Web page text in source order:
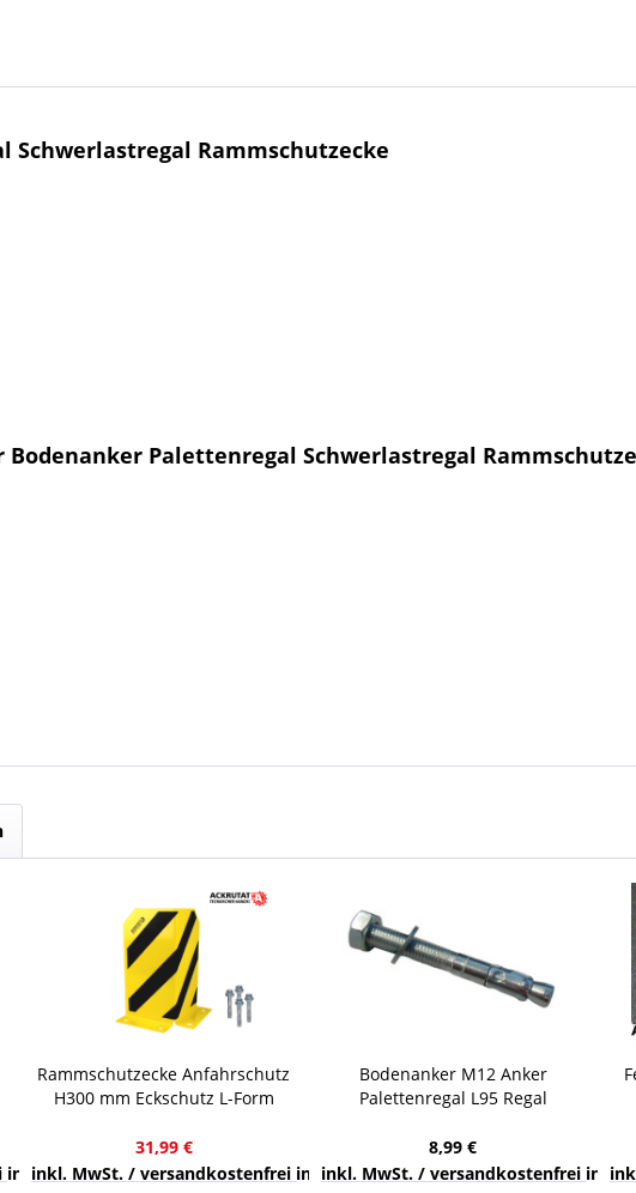
Schwerlastregal Rammschutzecke
Palettenregal Schwerlastregal
Deutschlands
Rammschutzecke Anfahrschutz
H300 mm Eckschutz L-Form
Bodenanker
31,99 €
inkl. MwSt. / versandkostenfrei innerhalb Deutschlands 39,99 €
Bodenanker M12 Anker
Palettenregal L95 Regal
8,99 €
inkl. MwSt. / versandkostenfrei